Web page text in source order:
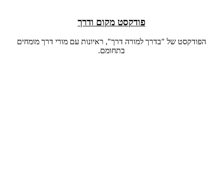
פודקסט מקום ודרך
הפודקסט של "בדרך למורה דרך", ראיונות עם מורי דרך מומחים
בתחומם.